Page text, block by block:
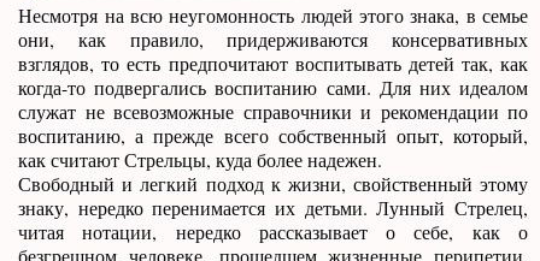
Несмотря на всю неугомонность людей этого знака, в семье
они, как правило, придерживаются консервативных
взглядов, то есть предпочитают воспитывать детей так, как
когда-то подвергались воспитанию сами. Для них идеалом
служат не всевозможные справочники и рекомендации по
воспитанию, а прежде всего собственный опыт, который,
как считают Стрельцы, куда более надежен.
Свободный и легкий подход к жизни, свойственный этому
знаку, нередко перенимается их детьми. Лунный Стрелец,
читая нотации, нередко рассказывает о себе, как о
безгрешном человеке, прошедшем жизненные перипетии.